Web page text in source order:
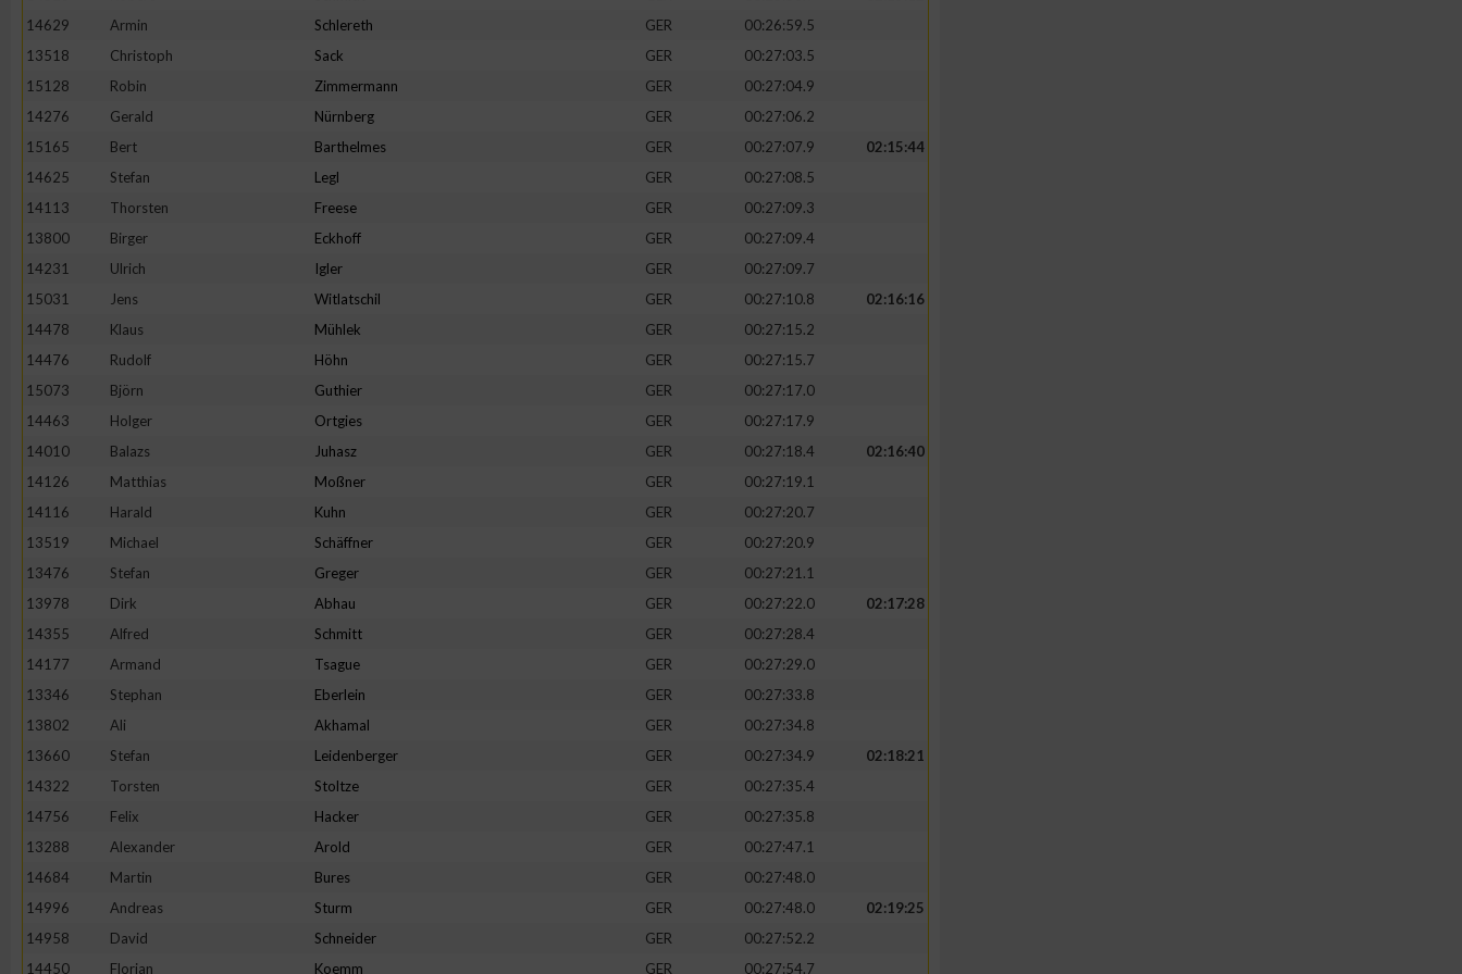
14629
Armin Schlereth GER
00:26:59.5
13518
Christoph Sack GER
00:27:03.5
15128
Robin Zimmermann GER
00:27:04.9
14276
Gerald Nürnberg GER
00:27:06.2
15165
Bert Barthelmes GER 00:27:07.9
02:15:44
14625
Stefan Legl GER
00:27:08.5
14113
Thorsten Freese GER
00:27:09.3
13800
Birger Eckhoff GER
00:27:09.4
14231
Ulrich Igler GER
00:27:09.7
15031
Jens Witlatschil GER 00:27:10.8
02:16:16
14478
Klaus Mühlek GER
00:27:15.2
14476
Rudolf Höhn GER
00:27:15.7
15073
Björn Guthier GER
00:27:17.0
14463
Holger Ortgies GER
00:27:17.9
14010
Balazs Juhasz GER 00:27:18.4
02:16:40
14126
Matthias Moßner GER
00:27:19.1
14116
Harald Kuhn GER
00:27:20.7
13519
Michael Schäffner GER
00:27:20.9
13476
Stefan Greger GER
00:27:21.1
13978
Dirk Abhau GER 00:27:22.0
02:17:28
14355
Alfred Schmitt GER
00:27:28.4
14177
Armand Tsague GER
00:27:29.0
13346
Stephan Eberlein GER
00:27:33.8
13802
Ali Akhamal GER
00:27:34.8
13660
Stefan Leidenberger GER 00:27:34.9
02:18:21
14322
Torsten Stoltze GER
00:27:35.4
14756
Felix Hacker GER
00:27:35.8
13288
Alexander Arold GER
00:27:47.1
14684
Martin Bures GER
00:27:48.0
14996
Andreas Sturm GER 00:27:48.0
02:19:25
14958
David Schneider GER
00:27:52.2
14450
Florian Koemm GER 00:27:54.7
Messung der Werbeleistung
Messung der Performance von Inhalten
Analyse von Zielgruppen durch Statistiken oder Kombinationen von Daten aus
Verwendung reduzierter Daten zur Auswahl von Inhalten
IAB-Besonderheiten:
Verwendung genauer Standortdaten
Geräte anhand von aktiv angeforderten Informationen identifizieren
Notwendig
Performance